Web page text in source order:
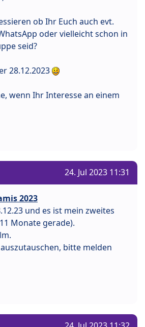
ob Ihr Euch auch evt.
oder vielleicht schon in
seid?
28.12.2023
wenn Ihr Interesse an einem
24. Jul 2023 11:31
2023
und es ist mein zweites
Monate gerade).
bitte melden